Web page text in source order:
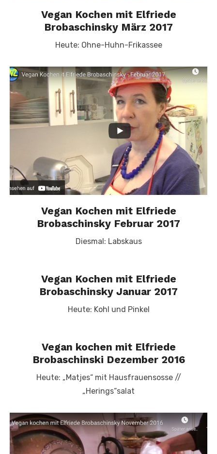
Vegan Kochen mit Elfriede
Brobaschinsky März 2017
Heute: Ohne-Huhn-Frikassee
Vegan Kochen mit Elfriede
Brobaschinsky Februar 2017
Diesmal: Labskaus
Vegan Kochen mit Elfriede
Brobaschinsky Januar 2017
Heute: Kohl und Pinkel
Vegan kochen mit Elfriede
Brobaschinski Dezember 2016
Heute: „Matjes“ mit Hausfrauensosse //
„Herings“salat